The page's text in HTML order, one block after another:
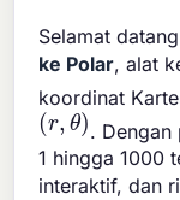
Selamat
ke Polar, alat
koordinat
(r,θ)
. Dengan
1 hingga 1000
interaktif, dan